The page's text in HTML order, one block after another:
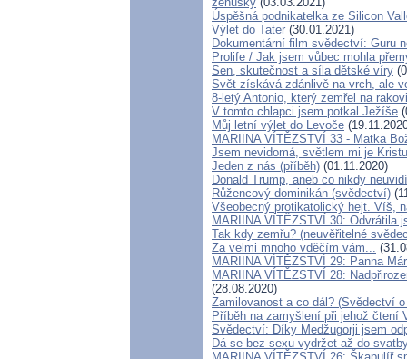
Úspěšná podnikatelka ze Silicon
Výlet do Tater (30.01.2021)
Dokumentární film svědectví: Guru
Prolife / Jak jsem vůbec mohla
Sen, skutečnost a síla dětské víry
Svět získává zdánlivě na vrch, ale
8-letý Antonio, který zemřel na
V tomto chlapci jsem potkal Ježíše
Můj letní výlet do Levoče
MARIINA VÍTĚZSTVÍ 33 - Matka
Jsem nevidomá, světlem mi je
Jeden z nás (příběh) (01.11.2020)
Donald Trump, aneb co nikdy
Růžencový dominikán (svědectví)
Všeobecný protikatolický hejt. Víš,
MARIINA VÍTĚZSTVÍ 30: Odvrátila
Tak kdy zemřu? (neuvěřitelné
Za velmi mnoho vděčím vám...
MARIINA VÍTĚZSTVÍ 29: Panna
MARIINA VÍTĚZSTVÍ 28:
(28.08.2020)
Zamilovanost a co dál? (Svědectví
Příběh na zamyšlení při jehož čtení
Svědectví: Díky Medžugorji jsem
Dá se bez sexu vydržet až do